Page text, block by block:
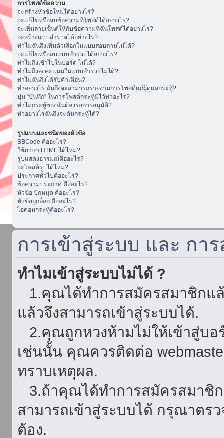
การโพสต์ข้อความ
จะสร้างหัวข้อใหม่ได้อย่างไร?
จะแก้ไขหรือลบข้อความที่โพสต์ได้อย่างไร?
จะเพิ่มลายเซ็นต์ให้กับข้อความที่ฉันโพสต์ได้อย่างไร?
จะสร้างแบบสำรวจได้อย่างไร?
ทำไมฉันถึงเพิ่มตัวเลือกในแบบสอบถามไม่ได้?
จะแก้ไขหรือลบแบบสำรวจได้อย่างไร?
ทำไมถึงเข้าไปในบอร์ด ไม่ได้?
ทำไมถึงลงคะแนนในแบบสำรวจไม่ได้?
ทำไมฉันถึงได้รับคำเตือน?
ทำอย่างไร ฉันถึงจะสามารถรายงานการโพสต์แก่ผู้ดูแลกระทู้?
ปุ่ม “บันทึก” ในการโพสต์กระทู้มีไว้ทำอะไร?
ทำไมกระทู้ของฉันต้องรอการอนุมัติ?
ทำอย่างไรฉันถึงจะดันกระทู้ได้?
รูปแบบและชนิดของหัวข้อ
BBCode คืออะไร?
ใช้ภาษา HTML ได้ไหม?
รูปแสดงอารมณ์คืออะไร?
จะโพสต์รูปได้ไหม?
ประกาศทั่วไปคืออะไร?
ข้อความประกาศ คืออะไร?
หัวข้อ ปักหมุด คืออะไร?
หัวข้อถูกล็อก คืออะไร?
ไอคอนกระทู้คืออะไร?
การเข้าสู่ระบบ และ กา
ทำไมเข้าสู่ระบบไม่ได้ ?
1.คุณได้ทำการสมัครสมาชิกแ
แล้วจึงสามารถเข้าสู่ระบบได้.
2.คุณถูกหวงห้ามไม่ให้เข้าสู่บอ
เช่นนั้น คุณควรติดต่อ
ทราบเหตุผล.
3.ถ้าคุณได้ทำการสมัครสมาชิ
สามารถเข้าสู่ระบบได้ กรุณาตร
ต้อง.